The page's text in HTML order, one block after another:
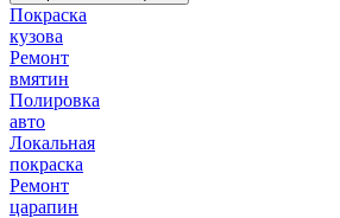
Покраска
кузова
Ремонт
вмятин
Полировка
авто
Локальная
покраска
Ремонт
царапин